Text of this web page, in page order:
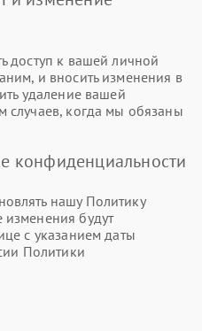
доступ к вашей личной
и вносить изменения в
удаление вашей
когда мы обязаны
конфиденциальности
нашу Политику
будут
с указанием даты
Политики